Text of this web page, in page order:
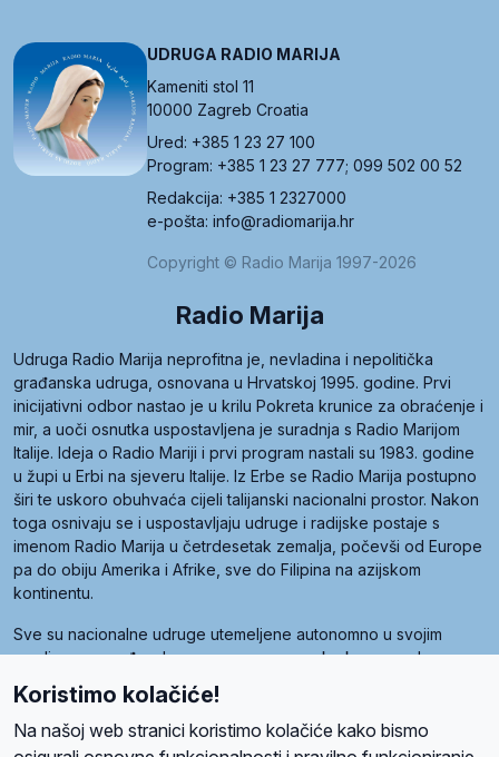
UDRUGA RADIO MARIJA
Kameniti stol 11
10000 Zagreb Croatia
Ured: +385 1 23 27 100
Program: +385 1 23 27 777; 099 502 00 52
Redakcija: +385 1 2327000
e-pošta: info@radiomarija.hr
Copyright © Radio Marija 1997-2026
Radio Marija
Udruga Radio Marija neprofitna je, nevladina i nepolitička
građanska udruga, osnovana u Hrvatskoj 1995. godine. Prvi
inicijativni odbor nastao je u krilu Pokreta krunice za obraćenje i
mir, a uoči osnutka uspostavljena je suradnja s Radio Marijom
Italije. Ideja o Radio Mariji i prvi program nastali su 1983. godine
u župi u Erbi na sjeveru Italije. Iz Erbe se Radio Marija postupno
širi te uskoro obuhvaća cijeli talijanski nacionalni prostor. Nakon
toga osnivaju se i uspostavljaju udruge i radijske postaje s
imenom Radio Marija u četrdesetak zemalja, počevši od Europe
pa do obiju Amerika i Afrike, sve do Filipina na azijskom
kontinentu.
Sve su nacionalne udruge utemeljene autonomno u svojim
zemljama, a međusobna su povezane preko krovne udruge
pod nazivom Svjetska obitelj Radio Marije (World Family of
Radio Maria). Svjetsku obitelj utemeljilo je sedam članica, među
kojima je i hrvatska Udruga Radio Marija.
Koristimo kolačiće!
Na našoj web stranici koristimo kolačiće kako bismo